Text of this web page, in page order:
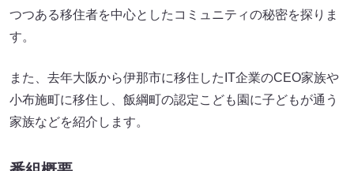
つつある移住者を中心としたコミュニティの秘密を探りま
す。
また、去年大阪から伊那市に移住したIT企業のCEO家族や
小布施町に移住し、飯綱町の認定こども園に子どもが通う
家族などを紹介します。